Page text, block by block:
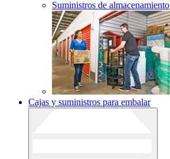
Suministros de almacenamiento
Cajas y suministros para embalar